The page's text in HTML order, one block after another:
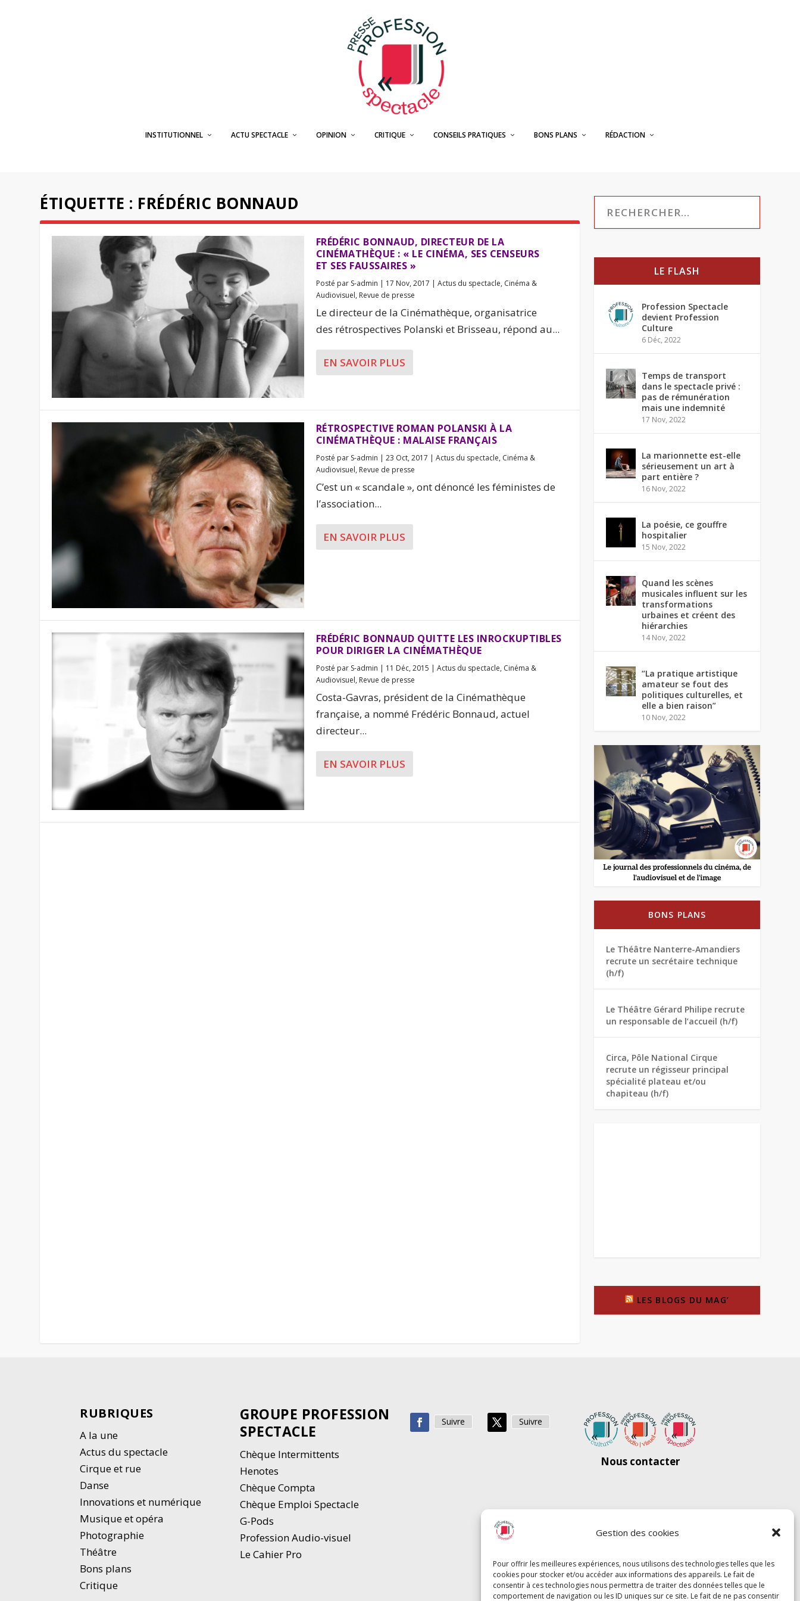
Gestion des cookies
Pour offrir les meilleures expériences, nous utilisons des technologies telles que les
cookies pour stocker et/ou accéder aux informations des appareils. Le fait de
consentir à ces technologies nous permettra de traiter des données telles que le
comportement de navigation ou les ID uniques sur ce site. Le fait de ne pas consentir
INSTITUTIONNEL ACTU SPECTACLE OPINION CRITIQUE CONSEILS PRATIQUES BONS PLANS RÉDACTION
ÉTIQUETTE : FRÉDÉRIC BONNAUD
FRÉDÉRIC BONNAUD, DIRECTEUR DE LA
CINÉMATHÈQUE : « LE CINÉMA, SES CENSEURS
ET SES FAUSSAIRES »
Posté par S-admin | 17 Nov, 2017 | Actus du spectacle, Cinéma &
Audiovisuel, Revue de presse
Le directeur de la Cinémathèque, organisatrice
des rétrospectives Polanski et Brisseau, répond au...
EN SAVOIR PLUS
RÉTROSPECTIVE ROMAN POLANSKI À LA
CINÉMATHÈQUE : MALAISE FRANÇAIS
Posté par S-admin | 23 Oct, 2017 | Actus du spectacle, Cinéma &
Audiovisuel, Revue de presse
C’est un « scandale », ont dénoncé les féministes de
l’association...
EN SAVOIR PLUS
FRÉDÉRIC BONNAUD QUITTE LES INROCKUPTIBLES
POUR DIRIGER LA CINÉMATHÈQUE
Posté par S-admin | 11 Déc, 2015 | Actus du spectacle, Cinéma &
Audiovisuel, Revue de presse
Costa-Gavras, président de la Cinémathèque
française, a nommé Frédéric Bonnaud, actuel
directeur...
EN SAVOIR PLUS
LE FLASH
Profession Spectacle
devient Profession
Culture
6 Déc, 2022
Temps de transport
dans le spectacle privé :
pas de rémunération
mais une indemnité
17 Nov, 2022
La marionnette est-elle
sérieusement un art à
part entière ?
16 Nov, 2022
La poésie, ce gouffre
hospitalier
15 Nov, 2022
Quand les scènes
musicales influent sur les
transformations
urbaines et créent des
hiérarchies
14 Nov, 2022
“La pratique artistique
amateur se fout des
politiques culturelles, et
elle a bien raison”
10 Nov, 2022
BONS PLANS
Le Théâtre Nanterre-Amandiers
recrute un secrétaire technique
(h/f)
Le Théâtre Gérard Philipe recrute
un responsable de l’accueil (h/f)
Circa, Pôle National Cirque
recrute un régisseur principal
spécialité plateau et/ou
chapiteau (h/f)
LES BLOGS DU MAG’
RUBRIQUES
A la une
Actus du spectacle
Cirque et rue
Danse
Innovations et numérique
Musique et opéra
Photographie
Théâtre
Bons plans
Critique
GROUPE PROFESSION
SPECTACLE
Chèque Intermittents
Henotes
Chèque Compta
Chèque Emploi Spectacle
G-Pods
Profession Audio-visuel
Le Cahier Pro
Suivre Suivre
Nous contacter